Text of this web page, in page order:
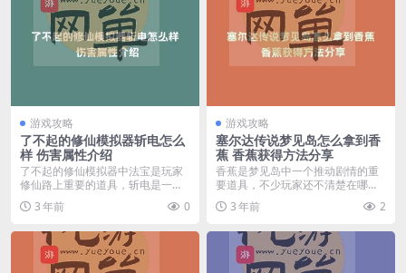
游戏攻略
了不起的修仙模拟器斩电怎么
样 伤害属性介绍
了不起的修仙模拟器中法宝是玩家
修仙路上重要的道具，斩电是一把
以木料为原材料的武器...
3 年前 0
游戏攻略
塞尔达传说梦见岛怎么拿到香
蕉 香蕉获得方法分享
香蕉是梦见岛中一个推动剧情的重
要道具，不少玩家还不清楚在哪里
可以拿到香蕉，下面我...
3 年前 2